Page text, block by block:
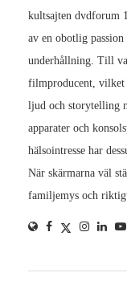
kultsajten dvdforum
av en obotlig
underhållning. Till
filmproducent, vilket
ljud och storytelling
apparater och
hälsointresse har
När skärmarna väl
familjemys och